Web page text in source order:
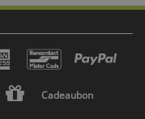
Cadeaubon